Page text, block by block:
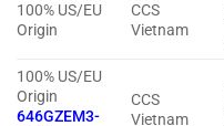
100% US/EU
Origin
CCS
Vietnam
100% US/EU
Origin
646GZEM3-
CCS
Vietnam